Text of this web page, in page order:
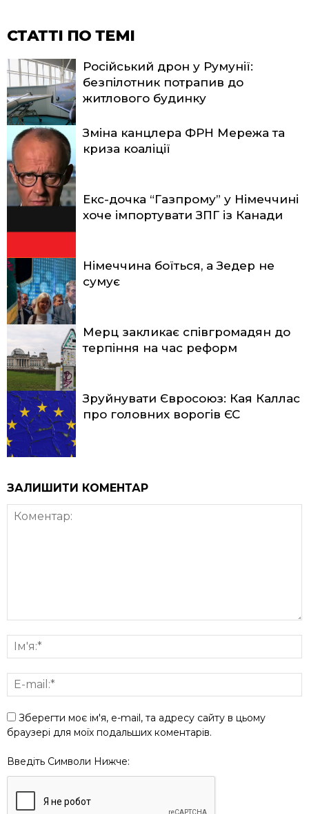
СТАТТІ ПО ТЕМІ
Російський дрон у Румунії:
безпілотник потрапив до
житлового будинку
Зміна канцлера ФРН Мережа та
криза коаліції
Екс-дочка “Газпрому” у Німеччині
хоче імпортувати ЗПГ із Канади
Німеччина боїться, а Зедер не
сумує
Мерц закликає співгромадян до
терпіння на час реформ
Зруйнувати Євросоюз: Кая Каллас
про головних ворогів ЄС
ЗАЛИШИТИ КОМЕНТАР
Зберегти моє ім'я, e-mail, та адресу сайту в цьому
браузері для моїх подальших коментарів.
Введіть Символи Нижче: